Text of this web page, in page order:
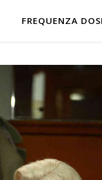
FREQUENZA